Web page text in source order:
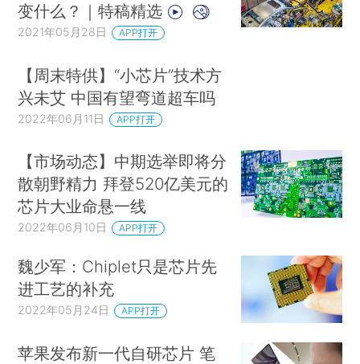
变什么？｜特稿精选
2021年05月28日 APP打开
【周末特供】“小芯片”技术方
兴未艾 中国有望弯道超车吗
2022年06月11日 APP打开
【市场动态】中期选举即将分
散朝野精力 拜登520亿美元的
芯片大业命悬一线
2022年06月10日 APP打开
魏少军：Chiplet只是芯片先
进工艺的补充
2022年05月24日 APP打开
苹果发布新一代自研芯片 笔